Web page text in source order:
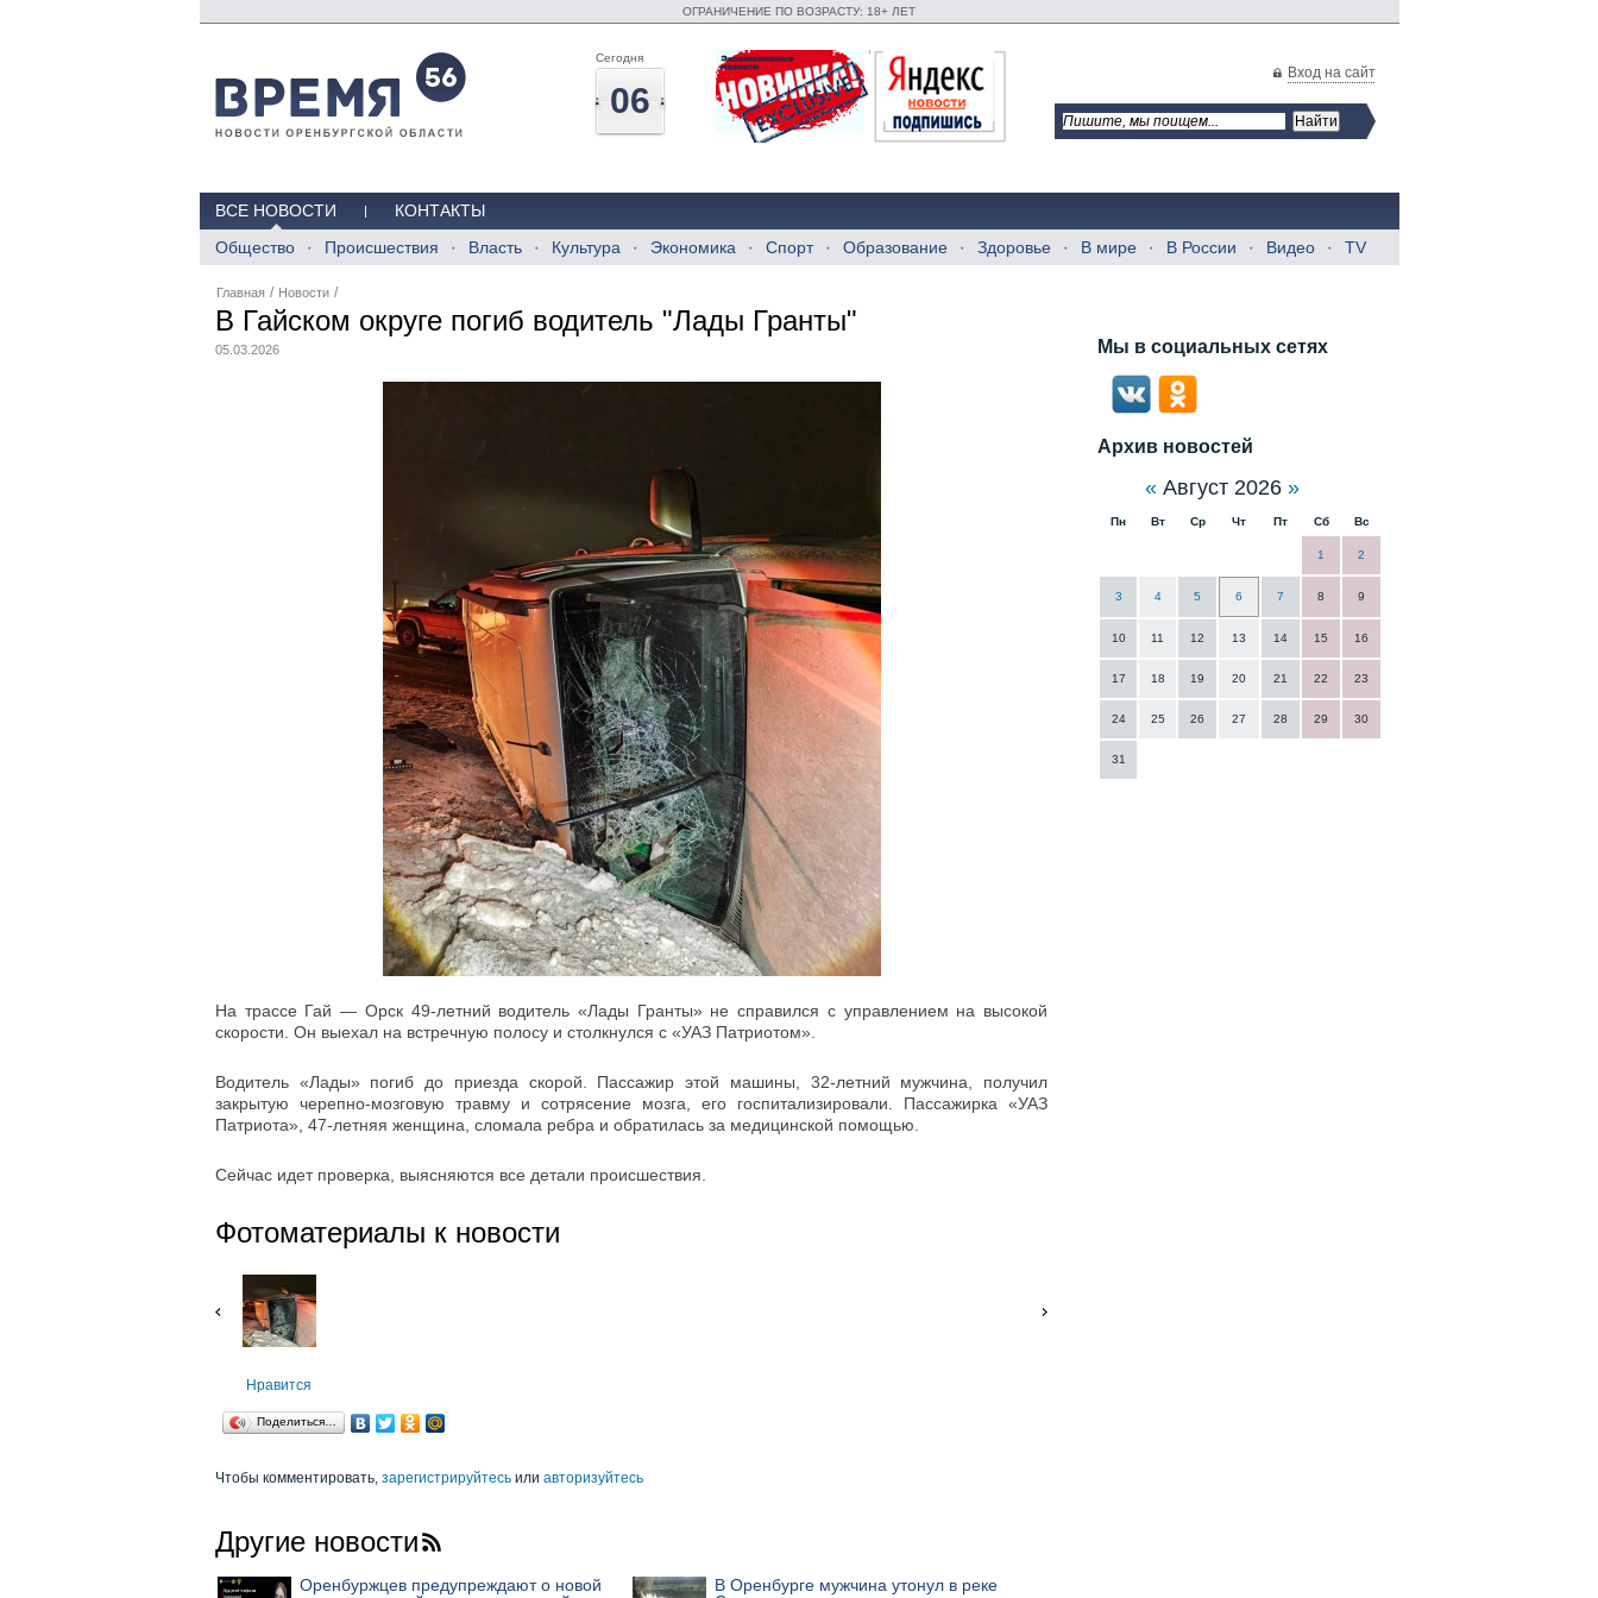
ОГРАНИЧЕНИЕ ПО ВОЗРАСТУ: 18+ ЛЕТ
Сегодня
06
Вход на сайт
ВСЕ НОВОСТИ
КОНТАКТЫ
Общество
Происшествия Власть Культура Экономика Спорт Образование Здоровье В мире В России Видео TV
Главная / Новости /
В Гайском округе погиб водитель "Лады Гранты"
05.03.2026
На трассе Гай — Орск 49-летний водитель «Лады Гранты» не справился с управлением на высокой
скорости. Он выехал на встречную полосу и столкнулся с «УАЗ Патриотом».
Водитель «Лады» погиб до приезда скорой. Пассажир этой машины, 32-летний мужчина, получил
закрытую черепно-мозговую травму и сотрясение мозга, его госпитализировали. Пассажирка «УАЗ
Патриота», 47-летняя женщина, сломала ребра и обратилась за медицинской помощью.
Сейчас идет проверка, выясняются все детали происшествия.
Фотоматериалы к новости
Нравится
Поделиться…
Чтобы комментировать, зарегистрируйтесь или авторизуйтесь
Другие новости
Оренбуржцев предупреждают о новой
В Оренбурге мужчина утонул в реке
Мы в социальных сетях
Архив новостей
« Август 2026 »
Пн Вт Ср Чт Пт Сб Вс
1 2
3 4 5 6 7 8 9
10 11 12 13 14 15 16
17 18 19 20 21 22 23
24 25 26 27 28 29 30
31